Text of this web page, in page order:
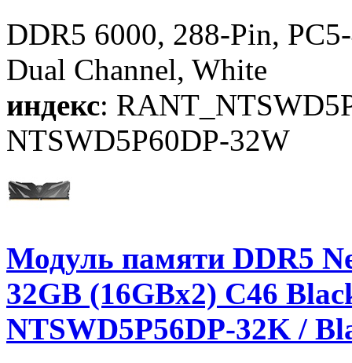
DDR5 6000, 288-Pin,
Dual Channel, White
индекс:
NTSWD5P60DP-32W
Модуль памяти DDR5
32GB (16GBx2) C46
NTSWD5P56DP-32K /